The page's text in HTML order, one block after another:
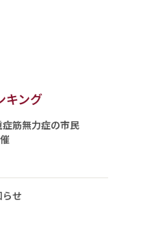
キング
筋無力症の市民
せ